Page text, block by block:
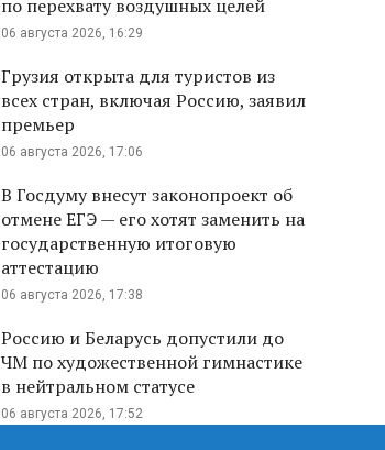
по перехвату воздушных целей
06 августа 2026, 16:29
Грузия открыта для туристов из
всех стран, включая Россию, заявил
премьер
06 августа 2026, 17:06
В Госдуму внесут законопроект об
отмене ЕГЭ — его хотят заменить на
государственную итоговую
аттестацию
06 августа 2026, 17:38
Россию и Беларусь допустили до
ЧМ по художественной гимнастике
в нейтральном статусе
06 августа 2026, 17:52